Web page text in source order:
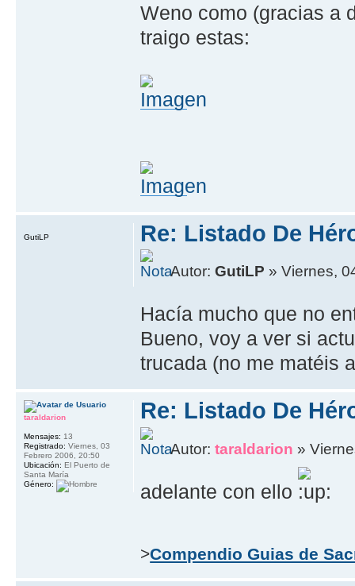
Weno como (gracias a
traigo estas:
Re: Listado De
Autor:GutiLP » Viernes,
Hacía mucho que no
Bueno, voy a ver si
trucada (no me matéis
GutiLP
Re: Listado De
Autor:taraldarion »
adelante con ello
>Compendio Guias de
taraldarion
Mensajes: 13
Registrado: Viernes, 03
Febrero 2006, 20:50
Ubicación: El Puerto de
Santa María
Género: